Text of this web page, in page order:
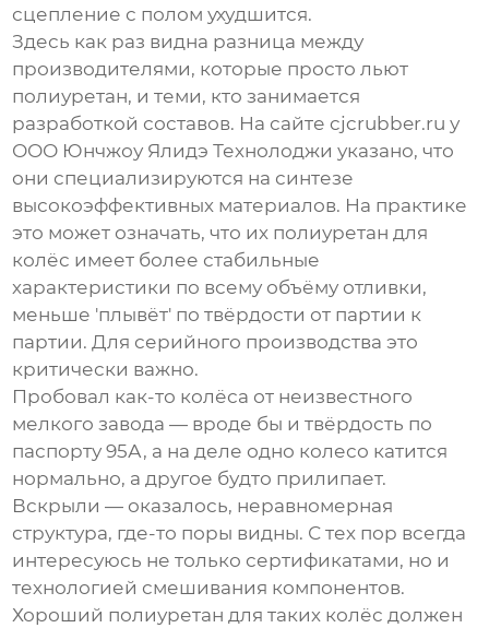
сцепление с полом ухудшится.
Здесь как раз видна разница между
производителями, которые просто льют
полиуретан, и теми, кто занимается
разработкой составов. На сайтеcjcrubber.ru у
ООО Юнчжоу Ялидэ Технолоджи указано, что
они специализируются на синтезе
высокоэффективных материалов. На практике
это может означать, что их полиуретан для
колёс имеет более стабильные
характеристики по всему объёму отливки,
меньше 'плывёт' по твёрдости от партии к
партии. Для серийного производства это
критически важно.
Пробовал как-то колёса от неизвестного
мелкого завода — вроде бы и твёрдость по
паспорту 95А, а на деле одно колесо катится
нормально, а другое будто прилипает.
Вскрыли — оказалось, неравномерная
структура, где-то поры видны. С тех пор всегда
интересуюсь не только сертификатами, но и
технологией смешивания компонентов.
Хороший полиуретан для таких колёс должен